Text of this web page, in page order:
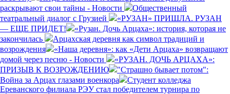
раскрывают свои тайны - Новости
Общественный
театральный диалог с Грузией
«РУЗАН» ПРИШЛА. РУЗАН
— ЕЩЕ ПРИДЕТ!
«Рузан. Дочь Арцаха»: история, которая не
закончилась
Арцахская деревня как символ традиций и
возрождения
«Наша деревня»: как «Дети Арцаха» возвращают
домой через песню - Новости
«РУЗАН. ДОЧЬ АРЦАХА»:
ПРИЗЫВ К ВОЗРОЖДЕНИЮ
"Страшно бывает потом":
Война за Арцах глазами военкора
Студент колледжа
Ереванского филиала РЭУ стал победителем турнира по